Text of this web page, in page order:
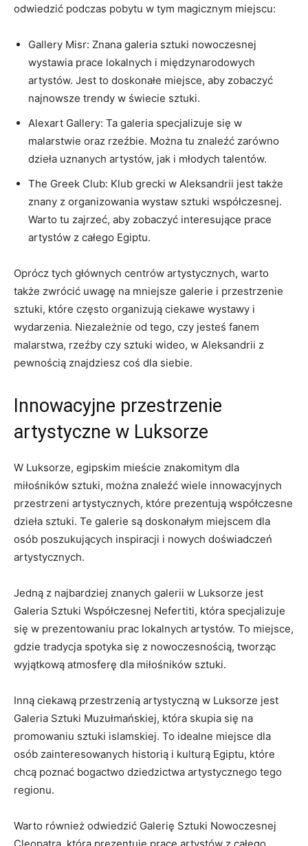
odwiedzić ⁤podczas pobytu⁢ w tym magicznym miejscu:
Gallery Misr: Znana ⁤galeria sztuki nowoczesnej
wystawia‍ prace lokalnych i międzynarodowych
artystów. Jest to doskonałe miejsce, aby zobaczyć⁣
najnowsze trendy w świecie sztuki.
Alexart Gallery: Ta galeria specjalizuje‍ się w ​
malarstwie oraz rzeźbie. Można tu znaleźć zarówno
dzieła uznanych ⁤artystów,​ jak i młodych talentów.
⁣The Greek⁣ Club: ‍Klub grecki w Aleksandrii⁢ jest także
znany z organizowania wystaw sztuki ⁤współczesnej.
Warto tu zajrzeć, aby zobaczyć interesujące prace
artystów z całego ​Egiptu.
Oprócz tych głównych centrów artystycznych, warto
także ​zwrócić uwagę na mniejsze galerie i przestrzenie‍
sztuki, które​ często organizują ciekawe wystawy i
wydarzenia. Niezależnie od tego, czy jesteś ‌fanem
malarstwa, rzeźby czy sztuki wideo, w Aleksandrii z
pewnością znajdziesz coś dla siebie.
Innowacyjne przestrzenie
artystyczne w Luksorze
W Luksorze, egipskim mieście znakomitym dla
miłośników sztuki, można znaleźć wiele innowacyjnych
przestrzeni artystycznych, które prezentują współczesne
dzieła sztuki. Te⁣ galerie są doskonałym miejscem dla
osób poszukujących inspiracji i nowych doświadczeń
artystycznych.
Jedną z najbardziej znanych galerii w Luksorze jest
Galeria Sztuki Współczesnej Nefertiti, która ​specjalizuje
się w prezentowaniu prac lokalnych artystów. To miejsce,⁣
gdzie ‍tradycja spotyka się z nowoczesnością, tworząc
wyjątkową atmosferę dla miłośników ‌sztuki.
Inną ciekawą przestrzenią artystyczną w Luksorze jest
Galeria Sztuki Muzułmańskiej,⁣ która ‌skupia się na
promowaniu sztuki islamskiej. To idealne ‍miejsce dla
osób zainteresowanych historią i kulturą Egiptu, które⁤
chcą poznać bogactwo dziedzictwa artystycznego tego
regionu.
Warto również odwiedzić Galerię ⁣Sztuki Nowoczesnej